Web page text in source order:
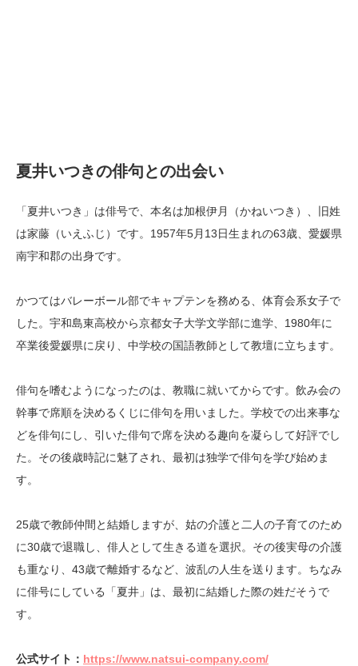
夏井いつきの俳句との出会い
「夏井いつき」は俳号で、本名は加根伊月（かねいつき）、旧姓
は家藤（いえふじ）です。1957年5月13日生まれの63歳、愛媛県
南宇和郡の出身です。
かつてはバレーボール部でキャプテンを務める、体育会系女子で
した。宇和島東高校から京都女子大学文学部に進学、1980年に
卒業後愛媛県に戻り、中学校の国語教師として教壇に立ちます。
俳句を嗜むようになったのは、教職に就いてからです。飲み会の
幹事で席順を決めるくじに俳句を用いました。学校での出来事な
どを俳句にし、引いた俳句で席を決める趣向を凝らして好評でし
た。その後歳時記に魅了され、最初は独学で俳句を学び始めま
す。
25歳で教師仲間と結婚しますが、姑の介護と二人の子育てのため
に30歳で退職し、俳人として生きる道を選択。その後実母の介護
も重なり、43歳で離婚するなど、波乱の人生を送ります。ちなみ
に俳号にしている「夏井」は、最初に結婚した際の姓だそうで
す。
公式サイト： https://www.natsui-company.com/